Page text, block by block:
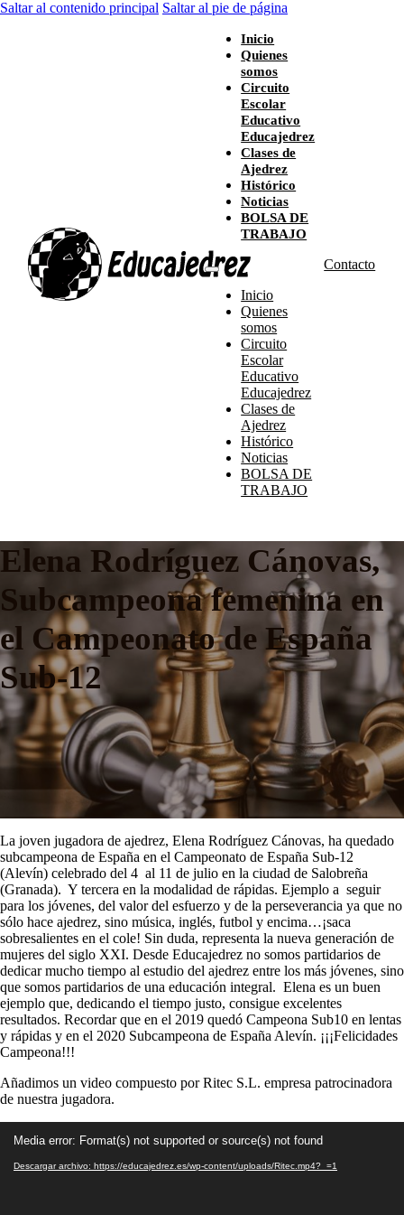
Saltar al contenido principal Saltar al pie de página
Inicio
Quienes
somos
Circuito
Escolar
Educativo
Educajedrez
Clases de
Ajedrez
Histórico
Noticias
BOLSA DE
TRABAJO
Inicio
Quienes
somos
Circuito
Escolar
Educativo
Educajedrez
Clases de
Ajedrez
Histórico
Noticias
BOLSA DE
TRABAJO
Contacto
Elena Rodríguez Cánovas,
Subcampeona femenina en
el Campeonato de España
Sub-12
La joven jugadora de ajedrez, Elena Rodríguez Cánovas, ha quedado
subcampeona de España en el Campeonato de España Sub-12
(Alevín) celebrado del 4 al 11 de julio en la ciudad de Salobreña
(Granada). Y tercera en la modalidad de rápidas. Ejemplo a seguir
para los jóvenes, del valor del esfuerzo y de la perseverancia ya que no
sólo hace ajedrez, sino música, inglés, futbol y encima…¡saca
sobresalientes en el cole! Sin duda, representa la nueva generación de
mujeres del siglo XXI. Desde Educajedrez no somos partidarios de
dedicar mucho tiempo al estudio del ajedrez entre los más jóvenes, sino
que somos partidarios de una educación integral. Elena es un buen
ejemplo que, dedicando el tiempo justo, consigue excelentes
resultados. Recordar que en el 2019 quedó Campeona Sub10 en lentas
y rápidas y en el 2020 Subcampeona de España Alevín. ¡¡¡Felicidades
Campeona!!!
Añadimos un video compuesto por Ritec S.L. empresa patrocinadora
de nuestra jugadora.
vídeo
Media error: Format(s) not supported or source(s) not found
Descargar archivo: https://educajedrez.es/wp-content/uploads/Ritec.mp4?_=1